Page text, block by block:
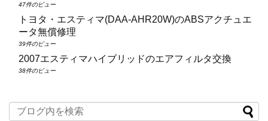
47件のビュー
トヨタ・エスティマ(DAA‑AHR20W)のABSアクチュエ
ータ無償修理
39件のビュー
2007エスティマハイブリッドのエアフィルタ交換
38件のビュー